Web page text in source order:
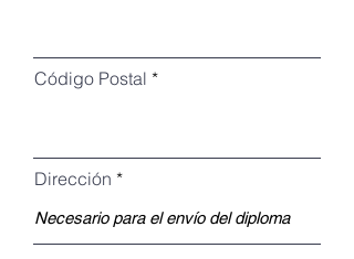
Código Postal
Dirección